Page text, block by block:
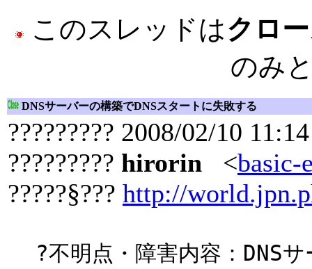
このスレッドはクロ
のみ
DNSサーバーの構築でDNSスタートに失敗する
????????? 2008/02/10 11:14
????????? hirorin <basic-
?????§??? http://
?不明点・障害内容：DNS